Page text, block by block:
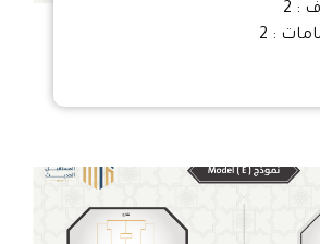
: 2
: 2